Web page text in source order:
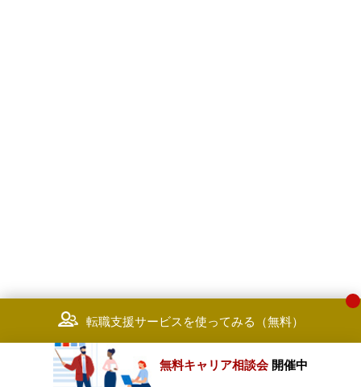
転職支援サービスを使ってみる（無料）
無料キャリア相談会 開催中